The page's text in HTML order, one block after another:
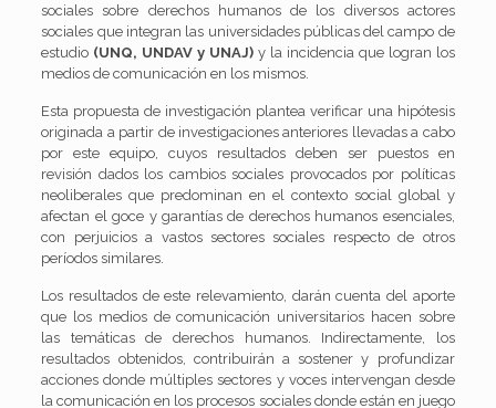
sociales sobre derechos humanos de los diversos actores
sociales que integran las universidades públicas del campo de
estudio (UNQ, UNDAV y UNAJ) y la incidencia que logran los
medios de comunicación en los mismos.
Esta propuesta de investigación plantea verificar una hipótesis
originada a partir de investigaciones anteriores llevadas a cabo
por este equipo, cuyos resultados deben ser puestos en
revisión dados los cambios sociales provocados por políticas
neoliberales que predominan en el contexto social global y
afectan el goce y garantías de derechos humanos esenciales,
con perjuicios a vastos sectores sociales respecto de otros
períodos similares.
Los resultados de este relevamiento, darán cuenta del aporte
que los medios de comunicación universitarios hacen sobre
las temáticas de derechos humanos. Indirectamente, los
resultados obtenidos, contribuirán a sostener y profundizar
acciones donde múltiples sectores y voces intervengan desde
la comunicación en los procesos sociales donde están en juego